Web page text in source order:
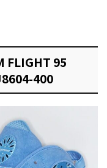
FLIGHT 95
400